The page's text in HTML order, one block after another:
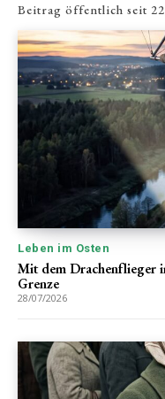
Beitrag öffentlich seit
Leben im Osten
Mit dem Drachenflieger
Grenze
28/07/2026